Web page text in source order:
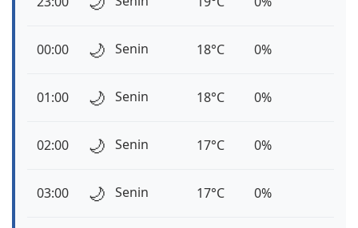
00:00 🌙 Senin 18°C 0%
01:00 🌙 Senin 18°C 0%
02:00 🌙 Senin 17°C 0%
03:00 🌙 Senin 17°C 0%